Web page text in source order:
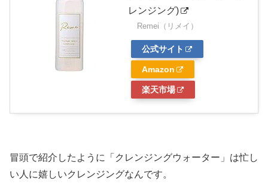
レンジング)
Remei（リメイ）
公式サイト
Amazon
楽天市場
冒頭で紹介したように「クレンジングウォーター」は忙し
い人に嬉しいクレンジングなんです。